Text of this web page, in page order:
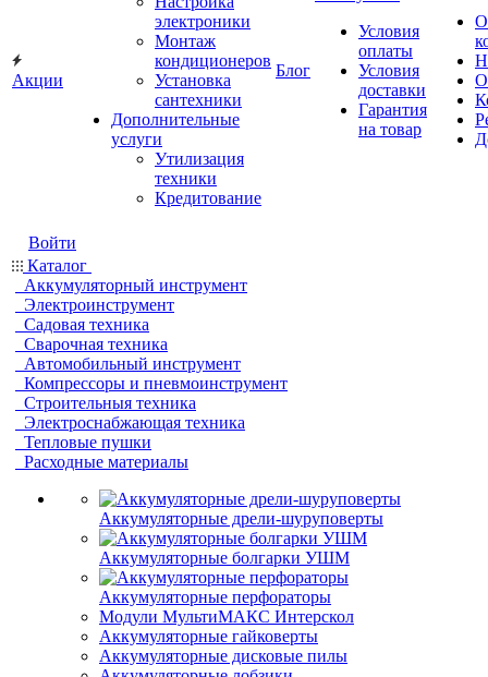
Акции
электроники
Монтаж
кондиционеров
Установка
сантехники
Дополнительные
услуги
Утилизация
техники
Кредитование
Блог
Условия
оплаты
Условия
доставки
Гарантия
на товар
О
Войти
Каталог
Аккумуляторный инструмент
Электроинструмент
Садовая техника
Сварочная техника
Автомобильный инструмент
Компрессоры и пневмоинструмент
Строительныя техника
Электроснабжающая техника
Тепловые пушки
Расходные материалы
Аккумуляторные дрели-шуруповерты
Аккумуляторные болгарки УШМ
Аккумуляторные перфораторы
Модули МультиМАКС Интерскол
Аккумуляторные гайковерты
Аккумуляторные дисковые пилы